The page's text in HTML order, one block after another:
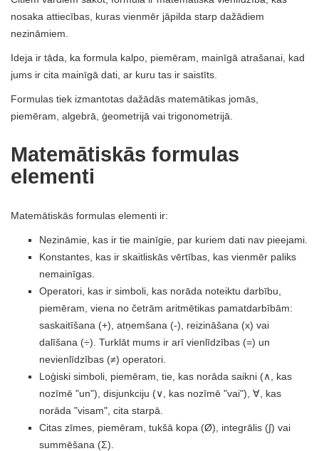
nosaka attiecības, kuras vienmēr jāpilda starp dažādiem
nezināmiem.
Ideja ir tāda, ka formula kalpo, piemēram, mainīgā atrašanai, kad
jums ir cita mainīgā dati, ar kuru tas ir saistīts.
Formulas tiek izmantotas dažādās matemātikas jomās,
piemēram, algebrā, ģeometrijā vai trigonometrijā.
Matemātiskās formulas
elementi
Matemātiskās formulas elementi ir:
Nezināmie, kas ir tie mainīgie, par kuriem dati nav pieejami.
Konstantes, kas ir skaitliskās vērtības, kas vienmēr paliks
nemainīgas.
Operatori, kas ir simboli, kas norāda noteiktu darbību,
piemēram, viena no četrām aritmētikas pamatdarbībām:
saskaitīšana (+), atņemšana (-), reizināšana (x) vai
dalīšana (÷). Turklāt mums ir arī vienlīdzības (=) un
nevienlīdzības (≠) operatori.
Loģiski simboli, piemēram, tie, kas norāda saikni (∧, kas
nozīmē "un"), disjunkciju (∨, kas nozīmē "vai"), ∀, kas
norāda "visam", cita starpā.
Citas zīmes, piemēram, tukšā kopa (Ø), integrālis (∫) vai
summēšana (Σ).